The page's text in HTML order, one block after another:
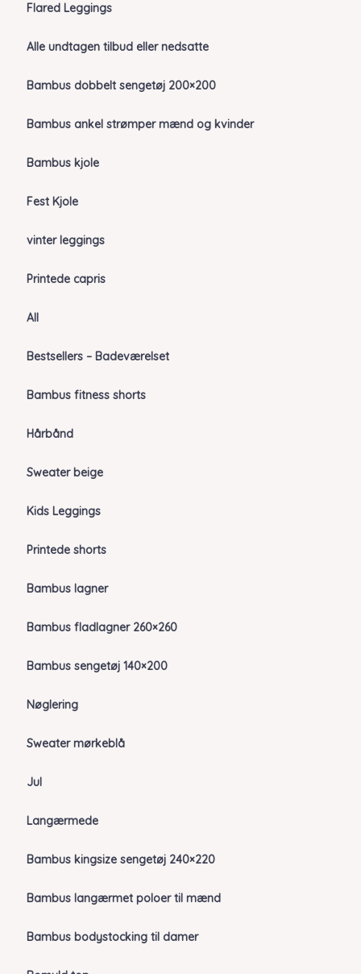
Flared Leggings
Alle undtagen tilbud eller nedsatte
Bambus dobbelt sengetøj 200×200
Bambus ankel strømper mænd og kvinder
Bambus kjole
Fest Kjole
vinter leggings
Printede capris
All
Bestsellers – Badeværelset
Bambus fitness shorts
Hårbånd
Sweater beige
Kids Leggings
Printede shorts
Bambus lagner
Bambus fladlagner 260×260
Bambus sengetøj 140×200
Nøglering
Sweater mørkeblå
Jul
Langærmede
Bambus kingsize sengetøj 240×220
Bambus langærmet poloer til mænd
Bambus bodystocking til damer